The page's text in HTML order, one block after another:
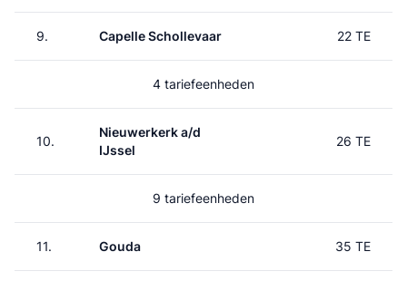
9. Capelle Schollevaar 22 TE
4 tariefeenheden
10.
Nieuwerkerk a/d
IJssel
26 TE
9 tariefeenheden
11. Gouda 35 TE